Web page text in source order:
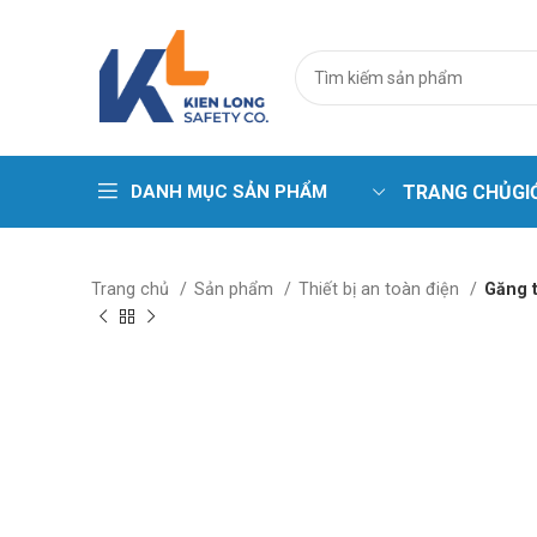
DANH MỤC SẢN PHẨM TRANG CHỦ
Trang chủ Sản phẩm Thiết bị an toàn điện Găng